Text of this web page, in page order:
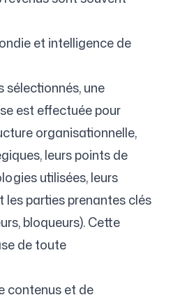
et intelligence de
sélectionnés, une
est effectuée pour
organisationnelle,
leurs points de
utilisées, leurs
les parties prenantes clés
bloqueurs). Cette
de toute
contenus et de